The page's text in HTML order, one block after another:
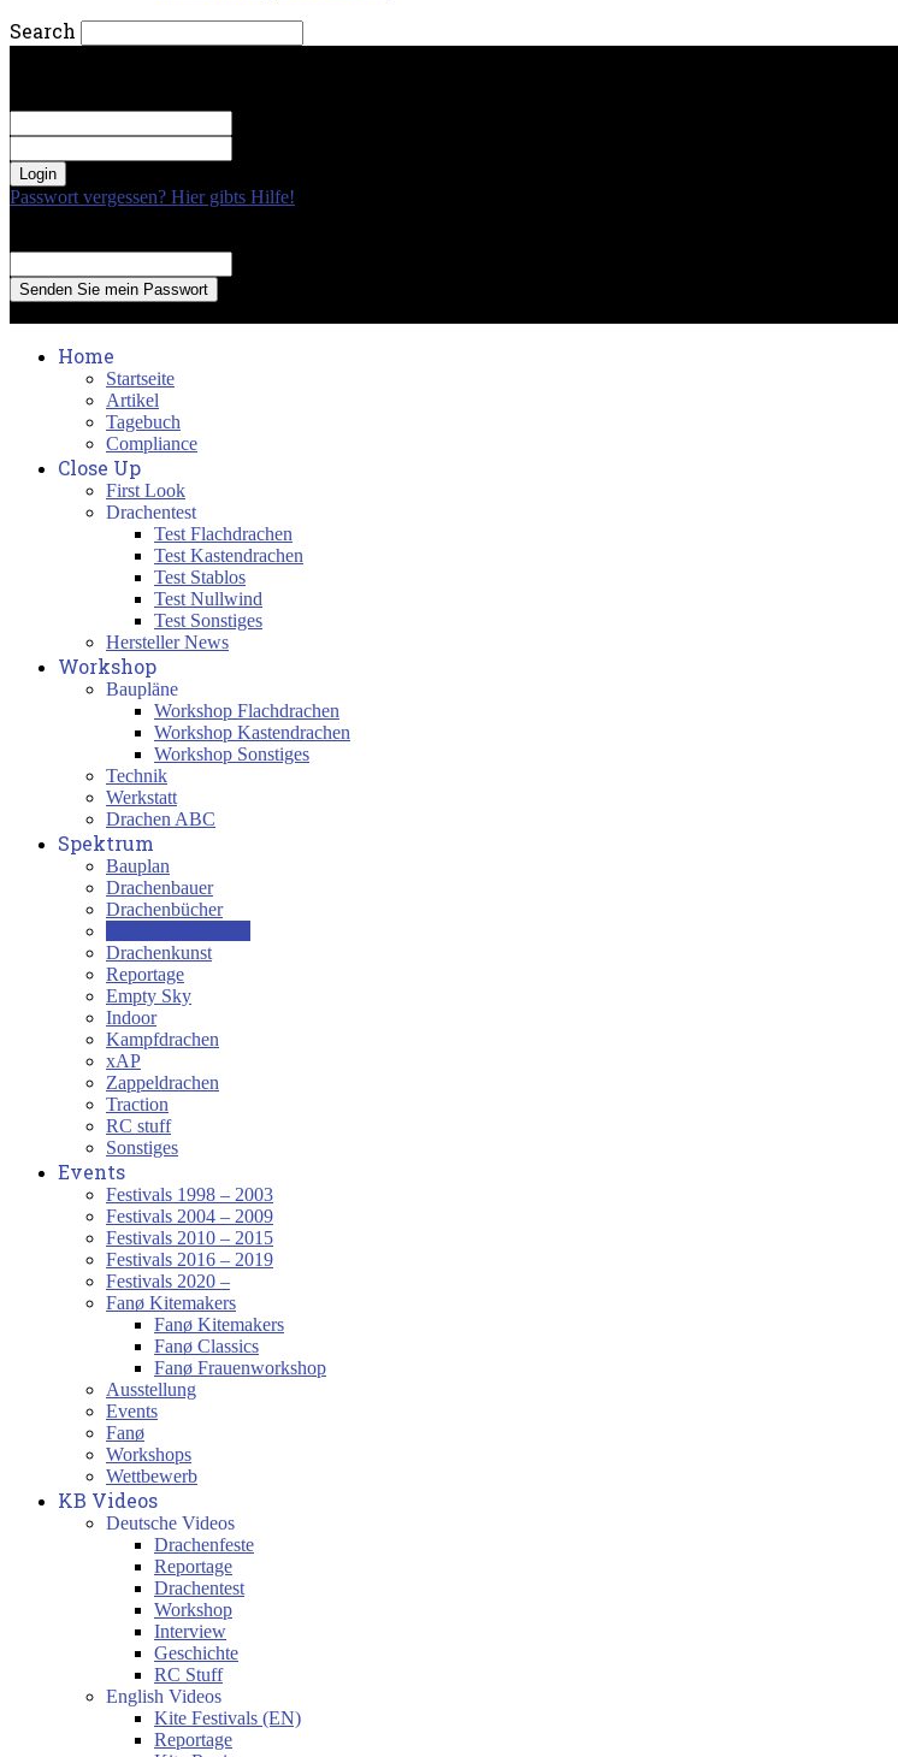
Search
Passwort vergessen? Hier gibts Hilfe!
Home
Startseite
Artikel
Tagebuch
Compliance
Close Up
First Look
Drachentest
Test Flachdrachen
Test Kastendrachen
Test Stablos
Test Nullwind
Test Sonstiges
Hersteller News
Workshop
Baupläne
Workshop Flachdrachen
Workshop Kastendrachen
Workshop Sonstiges
Technik
Werkstatt
Drachen ABC
Spektrum
Bauplan
Drachenbauer
Drachenbücher
Drachenkunst
Reportage
Empty Sky
Indoor
Kampfdrachen
xAP
Zappeldrachen
Traction
RC stuff
Sonstiges
Events
Festivals 1998 – 2003
Festivals 2004 – 2009
Festivals 2010 – 2015
Festivals 2016 – 2019
Festivals 2020 –
Fanø Kitemakers
Fanø Kitemakers
Fanø Classics
Fanø Frauenworkshop
Ausstellung
Events
Fanø
Workshops
Wettbewerb
KB Videos
Deutsche Videos
Drachenfeste
Reportage
Drachentest
Workshop
Interview
Geschichte
RC Stuff
English Videos
Kite Festivals (EN)
Reportage